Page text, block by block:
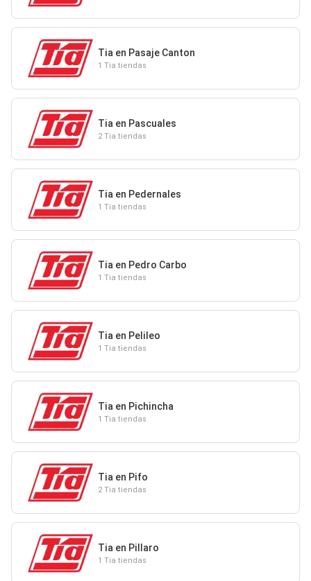
Tia en Pasaje Canton
1 Tia tiendas
Tia en Pascuales
2 Tia tiendas
Tia en Pedernales
1 Tia tiendas
Tia en Pedro Carbo
1 Tia tiendas
Tia en Pelileo
1 Tia tiendas
Tia en Pichincha
1 Tia tiendas
Tia en Pifo
2 Tia tiendas
Tia en Pillaro
1 Tia tiendas